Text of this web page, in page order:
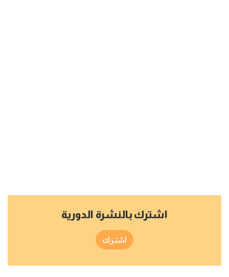
اشترك بالنشرة الدورية
اشترك